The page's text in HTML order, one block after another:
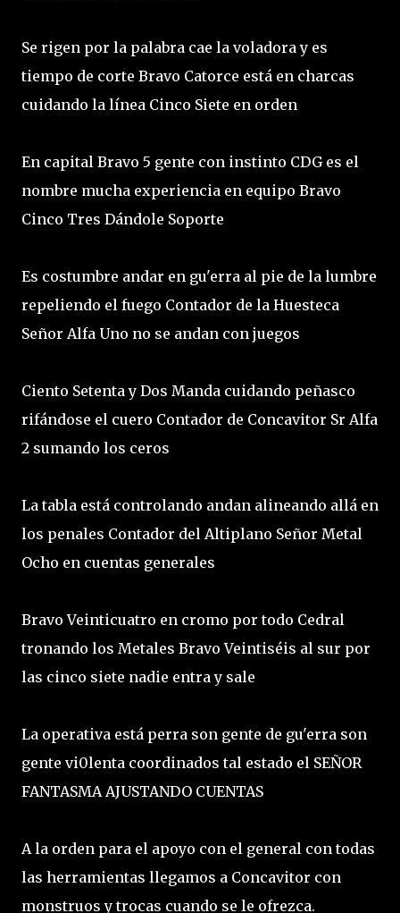
Se rigen por la palabra cae la voladora y es
tiempo de corte Bravo Catorce está en charcas
cuidando la línea Cinco Siete en orden
En capital Bravo 5 gente con instinto CDG es el
nombre mucha experiencia en equipo Bravo
Cinco Tres Dándole Soporte
Es costumbre andar en gu'erra al pie de la lumbre
repeliendo el fuego Contador de la Huesteca
Señor Alfa Uno no se andan con juegos
Ciento Setenta y Dos Manda cuidando peñasco
rifándose el cuero Contador de Concavitor Sr Alfa
2 sumando los ceros
La tabla está controlando andan alineando allá en
los penales Contador del Altiplano Señor Metal
Ocho en cuentas generales
Bravo Veinticuatro en cromo por todo Cedral
tronando los Metales Bravo Veintiséis al sur por
las cinco siete nadie entra y sale
La operativa está perra son gente de gu'erra son
gente vi0lenta coordinados tal estado el SEÑOR
FANTASMA AJUSTANDO CUENTAS
A la orden para el apoyo con el general con todas
las herramientas llegamos a Concavitor con
monstruos y trocas cuando se le ofrezca.